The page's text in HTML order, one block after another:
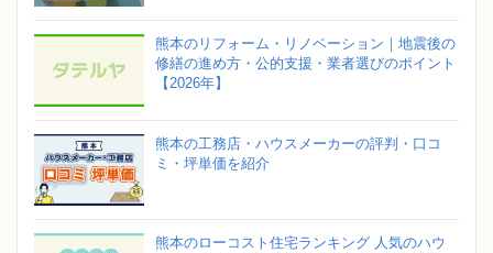
熊本のリフォーム・リノベーション｜地震後の
修繕の進め方・公的支援・業者選びのポイント
【2026年】
熊本の工務店・ハウスメーカーの評判・口コ
ミ・坪単価を紹介
熊本のローコスト住宅ランキング 人気のハウ